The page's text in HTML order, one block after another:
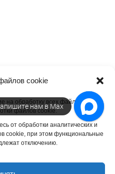
cookie
на обработку всех файлов cookie
файлов cookie.
от обработки аналитических и
cookie, при этом функциональные
отключению.
двери
нам в Max